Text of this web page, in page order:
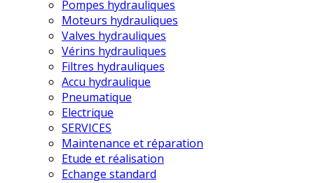
Pompes hydrauliques
Moteurs hydrauliques
Valves hydrauliques
Vérins hydrauliques
Filtres hydrauliques
Accu hydraulique
Pneumatique
Electrique
SERVICES
Maintenance et réparation
Etude et réalisation
Echange standard